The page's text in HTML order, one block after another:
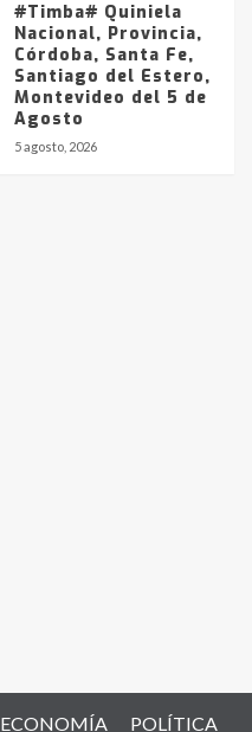
#Timba# Quiniela
Nacional, Provincia,
Córdoba, Santa Fe,
Santiago del Estero,
Montevideo del 5 de
Agosto
5 agosto, 2026
ECONOMÍA POLÍTICA